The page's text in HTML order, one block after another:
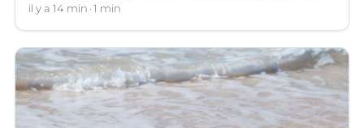
d'orages dans certains départements.
il y a 14 min 1 min